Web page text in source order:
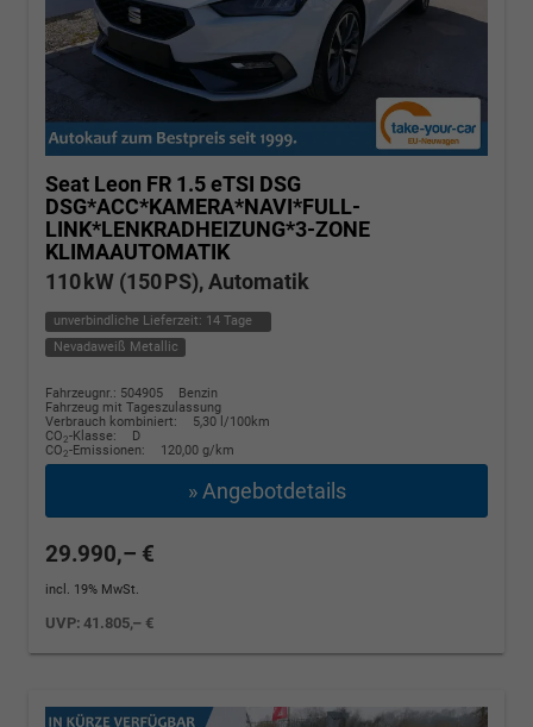
Seat Leon FR 1.5 eTSI DSG
DSG*ACC*KAMERA*NAVI*FULL-
LINK*LENKRADHEIZUNG*3-ZONE
KLIMAAUTOMATIK
110 kW (150 PS), Automatik
unverbindliche Lieferzeit: 14 Tage
Nevadaweiß Metallic
Fahrzeugnr.: 504905
Benzin
Fahrzeug mit Tageszulassung
Verbrauch kombiniert:
5,30 l/100km
CO2-Klasse:
D
CO2-Emissionen: 120,00 g/km
» Angebotdetails
29.990,– €
incl. 19% MwSt.
UVP:41.805,– €